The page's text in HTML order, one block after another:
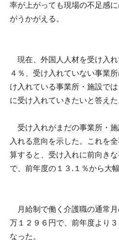
率が上がっても現場の不足感
がうかがえる。
現在、外国人人材を受け入
４％、受け入れていない事業
け入れている事業所・施設で
に受け入れていきたいと答えた
受け入れがまだの事業所・
入れる意向を示した。これを
算すると、受け入れに前向き
で、前年度の１３.１％から大
月給制で働く介護職の通常月
万１２９６円で、前年度より
なった。